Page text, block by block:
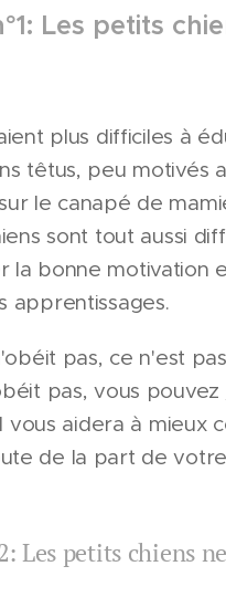
Les petits
plus difficiles à
têtus, peu motivés
le canapé de
sont tout aussi
bonne motivation
apprentissages.
pas, ce n'est
pas, vous pouvez
vous aidera à mieux
de la part de votre
Les petits chiens